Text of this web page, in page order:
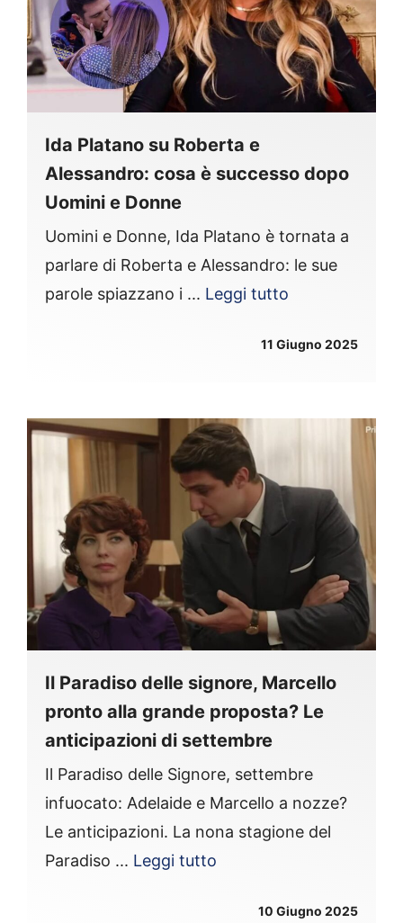
Ida Platano su Roberta e
Alessandro: cosa è successo dopo
Uomini e Donne
Uomini e Donne, Ida Platano è tornata a
parlare di Roberta e Alessandro: le sue
parole spiazzano i ... Leggi tutto
11 Giugno 2025
Il Paradiso delle signore, Marcello
pronto alla grande proposta? Le
anticipazioni di settembre
Il Paradiso delle Signore, settembre
infuocato: Adelaide e Marcello a nozze?
Le anticipazioni. La nona stagione del
Paradiso ... Leggi tutto
10 Giugno 2025